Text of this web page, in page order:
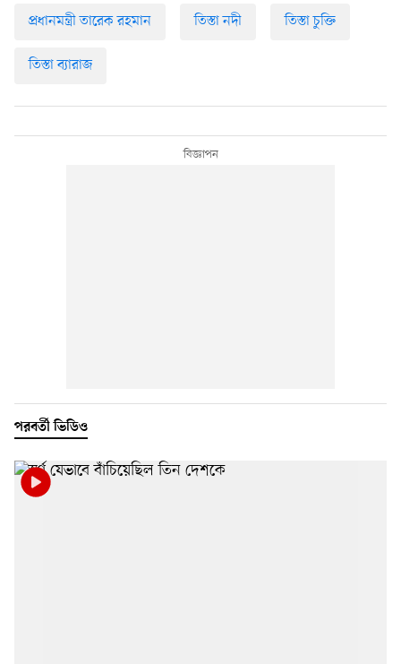
প্রধানমন্ত্রী তারেক রহমান তিস্তা নদী তিস্তা চুক্তি
তিস্তা ব্যারাজ
পরবর্তী ভিডিও